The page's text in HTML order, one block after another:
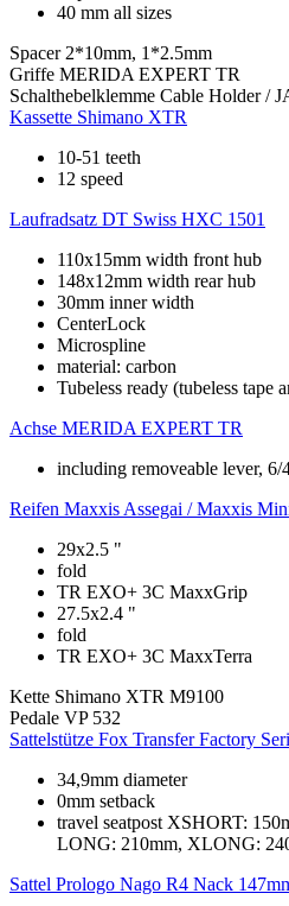
40 mm all sizes
Spacer 2*10mm, 1*2.5mm
Griffe MERIDA EXPERT TR
Schalthebelklemme Cable Holder /
Kassette Shimano XTR
10-51 teeth
12 speed
Laufradsatz DT Swiss HXC 1501
110x15mm width front hub
148x12mm width rear hub
30mm inner width
CenterLock
Microspline
material: carbon
Tubeless ready (tubeless tape
Achse MERIDA EXPERT TR
including removeable lever, 6/
Reifen Maxxis Assegai / Maxxis
29x2.5 "
fold
TR EXO+ 3C MaxxGrip
27.5x2.4 "
fold
TR EXO+ 3C MaxxTerra
Kette Shimano XTR M9100
Pedale VP 532
Sattelstütze Fox Transfer Factory
34,9mm diameter
0mm setback
travel seatpost XSHORT:
LONG: 210mm, XLONG:
Sattel Prologo Nago R4 Nack